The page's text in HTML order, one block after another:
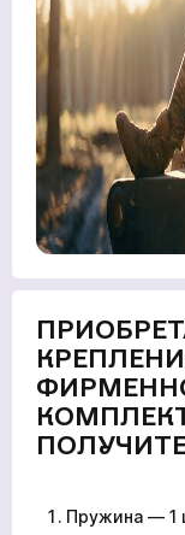
Пружина — 1